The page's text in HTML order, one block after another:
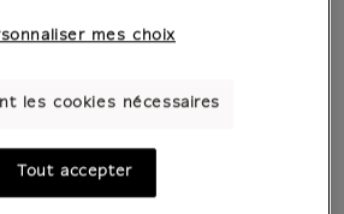
mes choix
les cookies nécessaires
Tout accepter